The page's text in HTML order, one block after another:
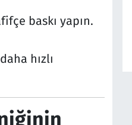
baskı yapın.
hızlı